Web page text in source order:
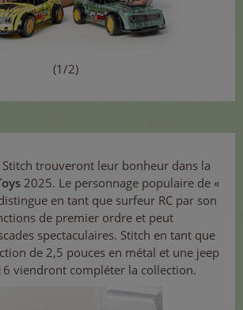
(1/2)
Stitch trouveront leur bonheur dans la
2025. Le personnage populaire de «
en tant que surfeur RC par son
de premier ordre et peut
spectaculaires. Stitch en tant que
de 2,5 pouces en métal et une jeep
viendront compléter la collection.